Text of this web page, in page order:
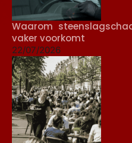
Waarom
vaker voorkomt
22/07/2026